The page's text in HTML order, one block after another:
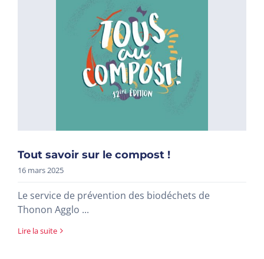
Tout savoir sur le compost !
16 mars 2025
Le service de prévention des biodéchets de
Thonon Agglo ...
Lire la suite